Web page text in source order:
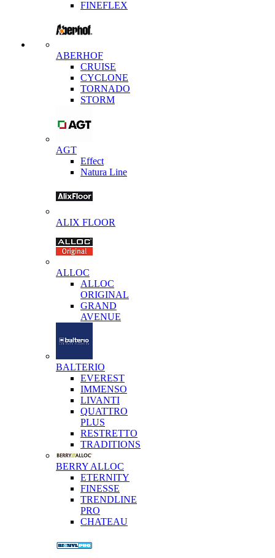
FINEFLEX
ABERHOF
CRUISE
CYCLONE
TORNADO
STORM
AGT
Effect
Natura Line
ALIX FLOOR
ALLOC
ALLOC
ORIGINAL
GRAND
AVENUE
BALTERIO
EVEREST
IMMENSO
LIVANTI
QUATTRO
PLUS
RESTRETTO
TRADITIONS
BERRY ALLOC
ETERNITY
FINESSE
TRENDLINE
PRO
CHATEAU